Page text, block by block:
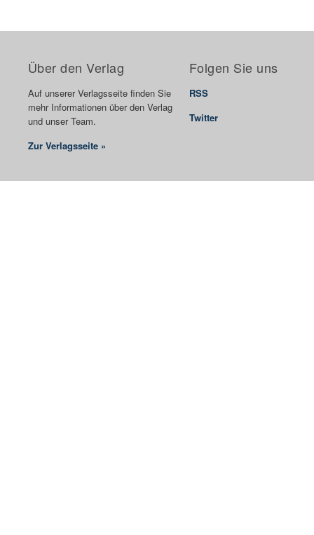
Über den Verlag
Auf unserer Verlagsseite finden Sie
mehr Informationen über den Verlag
und unser Team.
Zur Verlagsseite »
Folgen Sie uns
RSS
Twitter